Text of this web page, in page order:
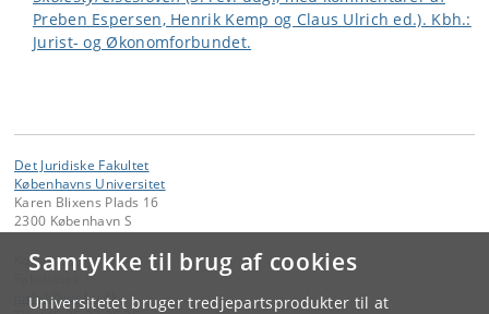
Samtykke til brug af cookies
Universitetet bruger tredjepartsprodukter til at
Preben Espersen, Henrik Kemp og Claus Ulrich ed.). Kbh.:
Jurist- og Økonomforbundet.
Det Juridiske Fakultet
Københavns Universitet
Karen Blixens Plads 16
2300 København S
Kontakt:
jurfak @jur.ku.dk